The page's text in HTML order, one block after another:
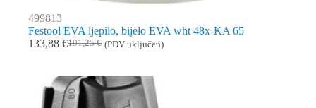
499813
Festool EVA ljepilo, bijelo EVA wht 48x-KA 65
191,25€
Izvorna
bila
je:
191,25 €.
133,88 €Trenutna
je:
133,88 €.
(PDV uključen)